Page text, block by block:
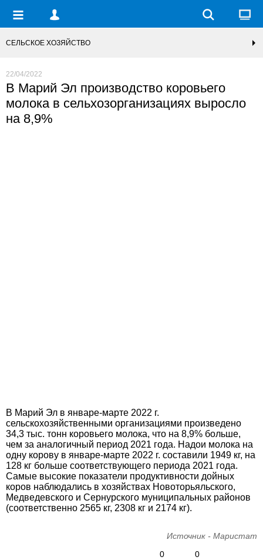
СЕЛЬСКОЕ ХОЗЯЙСТВО
22/04/2022
В Марий Эл производство коровьего
молока в сельхозорганизациях выросло
на 8,9%
В Марий Эл в январе-марте 2022 г.
сельскохозяйственными организациями произведено
34,3 тыс. тонн коровьего молока, что на 8,9% больше,
чем за аналогичный период 2021 года. Надои молока на
одну корову в январе-марте 2022 г. составили 1949 кг, на
128 кг больше соответствующего периода 2021 года.
Самые высокие показатели продуктивности дойных
коров наблюдались в хозяйствах Новоторьяльского,
Медведевского и Сернурского муниципальных районов
(соответственно 2565 кг, 2308 кг и 2174 кг).
Источник - Маристат
0
0